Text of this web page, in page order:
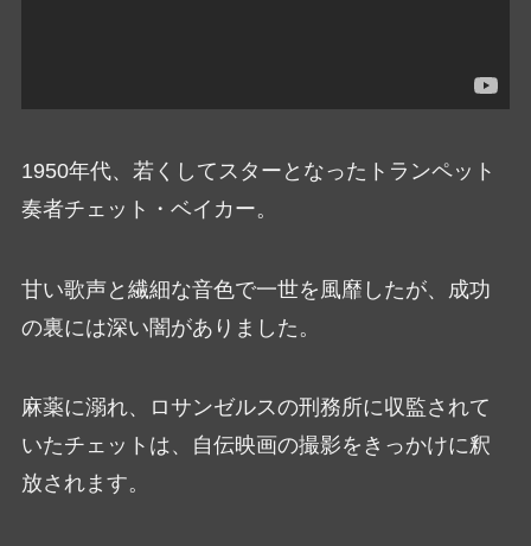
1950年代、若くしてスターとなったトランペット
奏者チェット・ベイカー。
甘い歌声と繊細な音色で一世を風靡したが、成功
の裏には深い闇がありました。
麻薬に溺れ、ロサンゼルスの刑務所に収監されて
いたチェットは、自伝映画の撮影をきっかけに釈
放されます。